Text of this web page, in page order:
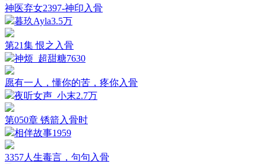
神医弃女2397-神印入骨
暮玖Ayla3.5万
第21集 恨之入骨
神烦_超甜糖7630
愿有一人，懂你的苦，疼你入骨
夜听女声_小末2.7万
第050章 锈箭入骨时
相伴故事1959
3357人生毒言，句句入骨